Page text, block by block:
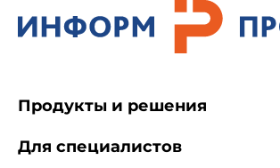
Продукты и решения
Для специалистов